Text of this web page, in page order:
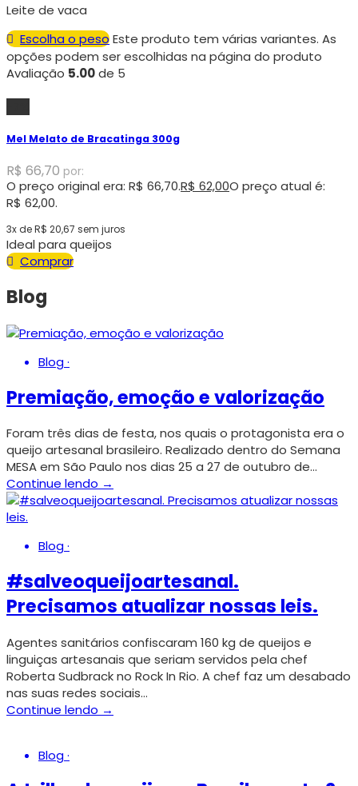
Leite de vaca
Escolha o pesoEste produto tem várias variantes. As
opções podem ser escolhidas na página do produto
Avaliação 5.00de 5
Mel Melato de Bracatinga 300g
R$ 66,70 por:
O preço original era: R$ 66,70.R$ 62,00O preço atual é:
R$ 62,00.
3x deR$ 20,67 sem juros
Ideal para queijos
Comprar
Blog
Blog·
Premiação, emoção e valorização
Foram três dias de festa, nos quais o protagonista era o
queijo artesanal brasileiro. Realizado dentro do Semana
MESA em São Paulo nos dias 25 a 27 de outubro de…
Continue lendo →
Blog·
#salveoqueijoartesanal.
Precisamos atualizar nossas leis.
Agentes sanitários confiscaram 160 kg de queijos e
linguiças artesanais que seriam servidos pela chef
Roberta Sudbrack no Rock In Rio. A chef faz um desabado
nas suas redes sociais…
Continue lendo →
Blog·